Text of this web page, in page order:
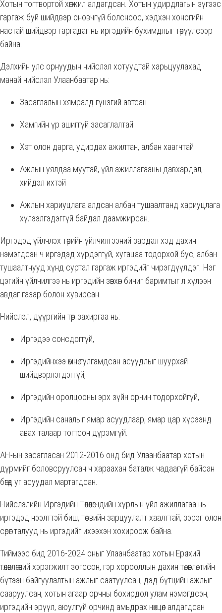
Хотын тогтвортой хөгжил алдагдсан. Хотын удирдлагын зүгээс
гаргаж буй шийдвэр оновчгүй болсноос, хэдхэн хоногийн
настай шийдвэр гаргадаг нь иргэдийн бухимдлыг төрүүлсээр
байна.
Дэлхийн улс орнуудын нийслэл хотуудтай харьцуулахад
манай нийслэл Улаанбаатар нь:
Засаглалын хямралд гүнзгий автсан
Хамгийн үр ашиггүй засаглалтай
Хэт олон дарга, удирдах ажилтан, албан хаагчтай
Ажлын уялдаа муутай, үйл ажиллагааны давхардал,
хийдэл ихтэй
Ажлын хариуцлага алдсан албан тушаалтанд хариуцлага
хүлээлгэдэггүй байдал даамжирсан.
Иргэдэд үйлчлэх төрийн үйлчилгээний зардал хэд дахин
нэмэгдсэн ч иргэдэд хүрдэггүй, хугацаа тодорхой бус, албан
тушаалтнууд хүнд суртал гаргаж иргэдийг чирэгдүүлдэг. Нэг
цэгийн үйлчилгээ нь иргэдийн зөвхөн бичиг баримтыг л хүлээн
авдаг газар болон хувирсан.
Нийслэл, дүүргийн төр захиргаа нь:
Иргэдээ сонсдоггүй,
Иргэдийнхээ өмнө тулгамдсан асуудлыг шуурхай
шийдвэрлэгдэггүй,
Иргэдийн оролцооны эрх зүйн орчин тодорхойгүй,
Иргэдийн саналыг ямар асуудлаар, ямар цар хүрээнд
авах талаар тогтсон дүрэмгүй.
АН-ын засагласан 2012-2016 онд бид Улаанбаатар хотын
дүрмийг боловсруулсан ч хараахан баталж чадаагүй байсан
бөгөөд уг асуудал мартагдсан.
Нийслэлийн Иргэдийн Төлөөлөгчдийн хурлын үйл ажиллагаа нь
иргэдэд нээлттэй биш, төсвийн зарцуулалт хаалттай, зэрэг олон
сөрөг талууд нь иргэдийг ихээхэн хохироож байна.
Тиймээс бид 2016-2024 оныг Улаанбаатар хотын Ерөнхий
төлөвлөгөөний хэрэгжилт зогссон, гэр хорооллын дахин төлөвлөлтийн
бүтээн байгуулалтын ажлыг саатуулсан, дэд бүтцийн ажлыг
сааруулсан, хотын агаар орчны бохирдол улам нэмэгдсэн,
иргэдийн эрүүл, аюулгүй орчинд амьдрах нөхцөл алдагдсан